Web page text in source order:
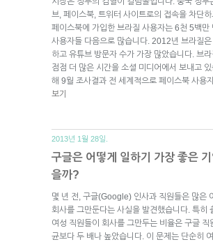
브, 페이스북, 트위터 사이트로의 접속을 차단하
페이스북에 가입한 브라질 사용자는 6천 5백만
사용자들 다음으로 많습니다. 2012년 브라질은
하고 유튜브 방문자 수가 가장 많았습니다. 브
점점 더 많은 시간을 소셜 미디어에서 보내고
해 9월 조사결과 전 세계적으로 페이스북 사용
보기
2013년 1월 28일.
구글은 어떻게 일하기 가장 좋은
을까?
몇 년 전, 구글(Google) 인사과 직원들은 많은
회사를 그만둔다는 사실을 발견했습니다. 특히
여성 직원들이 회사를 그만두는 비율은 구글 직
균보다 두 배나 높았습니다. 이 문제는 단순히